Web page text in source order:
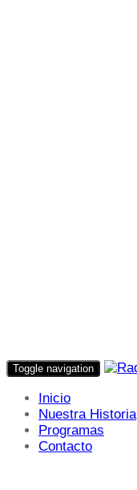
Toggle navigation
Inicio
Nuestra Historia
Programas
Contacto